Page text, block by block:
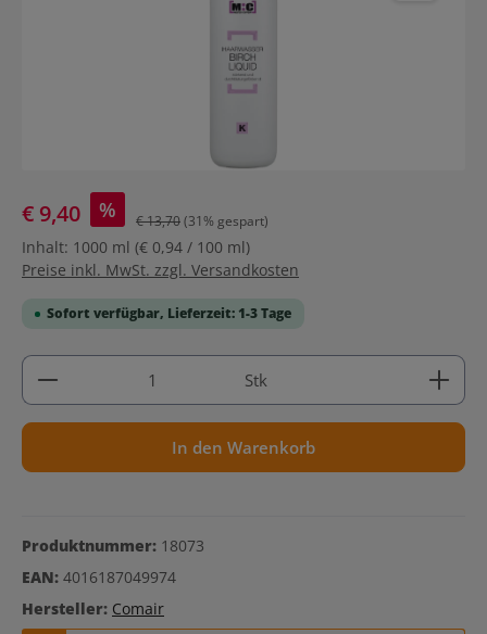
€ 9,40 % € 13,70(31% gespart)
Inhalt: 1000 ml (€ 0,94 / 100 ml)
Preise inkl. MwSt. zzgl. Versandkosten
Sofort verfügbar, Lieferzeit: 1-3 Tage
Produkt Anzahl: Gib den gewünschten Wert ein
Stk
In den Warenkorb
Produktnummer: 18073
EAN: 4016187049974
Hersteller: Comair